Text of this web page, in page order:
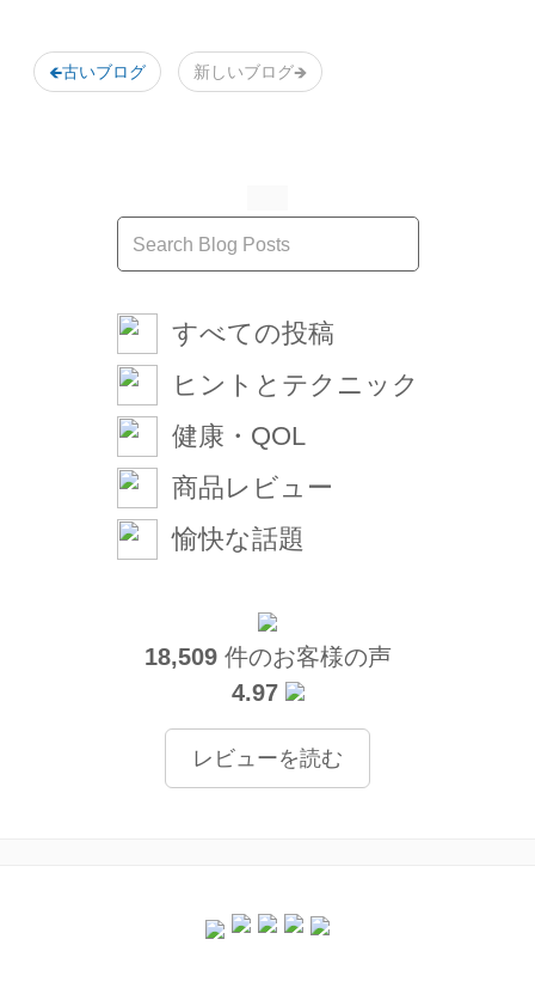
🡸古いブログ 新しいブログ🡺
すべての投稿
ヒントとテクニック
健康・QOL
商品レビュー
愉快な話題
18,509件のお客様の声
4.97
レビューを読む